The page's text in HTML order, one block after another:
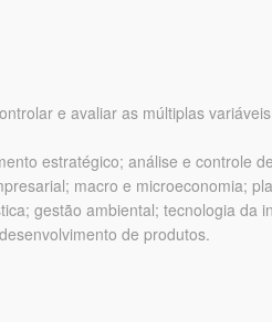
e avaliar as múltiplas
estratégico; análise e controle
macro e microeconomia;
gestão ambiental; tecnologia da
de produtos.